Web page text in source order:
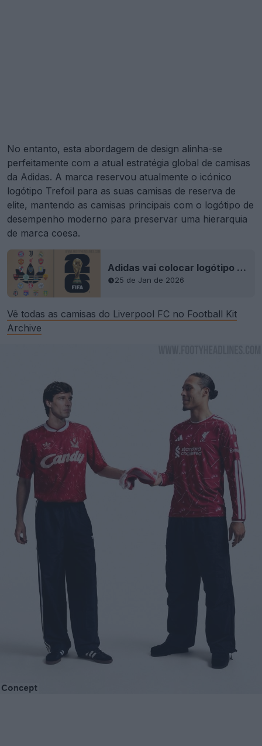
No entanto, esta abordagem de design alinha-se
perfeitamente com a atual estratégia global de camisas
da Adidas. A marca reservou atualmente o icónico
logótipo Trefoil para as suas camisas de reserva de
elite, mantendo as camisas principais com o logótipo de
desempenho moderno para preservar uma hierarquia
de marca coesa.
Adidas vai colocar logótipo Trefoil nas camisas titulares - possível plano para a Copa do Mundo de 2030?
25 de Jan de 2026
Vê todas as camisas do Liverpool FC no Football Kit
Archive